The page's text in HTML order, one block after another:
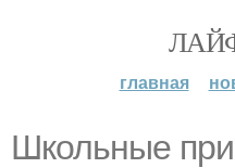
главная
Школьные